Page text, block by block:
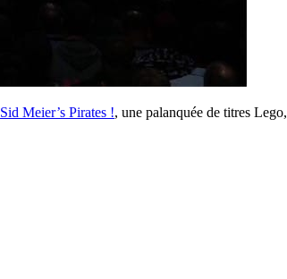
Sid Meier’s Pirates !, une palanquée de titres Lego,